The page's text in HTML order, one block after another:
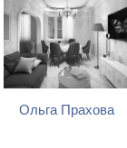
Ольга Прахова